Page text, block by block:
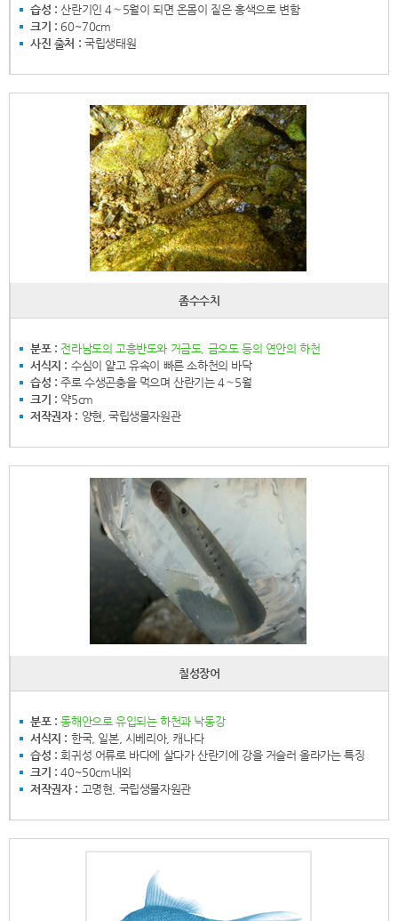
습성 : 산란기인 4∼5월이 되면 온몸이 짙은 홍색으로 변함
크기 : 60~70cm
사진 출처 : 국립생태원
좀수수치
분포 : 전라남도의 고흥반도와 거금도, 금오도 등의 연안의 하천
서식지 : 수심이 얕고 유속이 빠른 소하천의 바닥
습성 : 주로 수생곤충을 먹으며 산란기는 4∼5월
크기 : 약5cm
저작권자 : 양현, 국립생물자원관
칠성장어
분포 : 동해안으로 유입되는 하천과 낙동강
서식지 : 한국, 일본, 시베리아, 캐나다
습성 : 회귀성 어류로 바다에 살다가 산란기에 강을 거슬러 올라가는 특징
크기 : 40~50cm내외
저작권자 : 고명현, 국립생물자원관